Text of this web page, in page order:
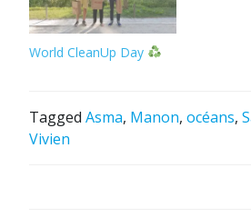
World CleanUp Day
Tagged Asma, Manon, océans,
Vivien